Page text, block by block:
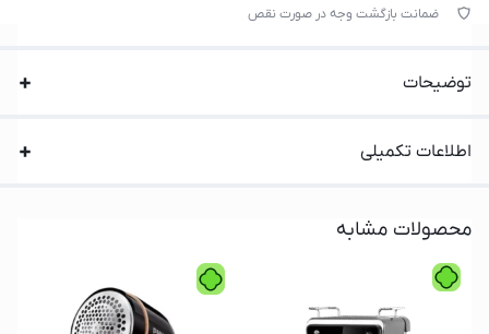
ضمانت بازگشت وجه در صورت نقص
توضیحات
اطلاعات تکمیلی
محصولات مشابه